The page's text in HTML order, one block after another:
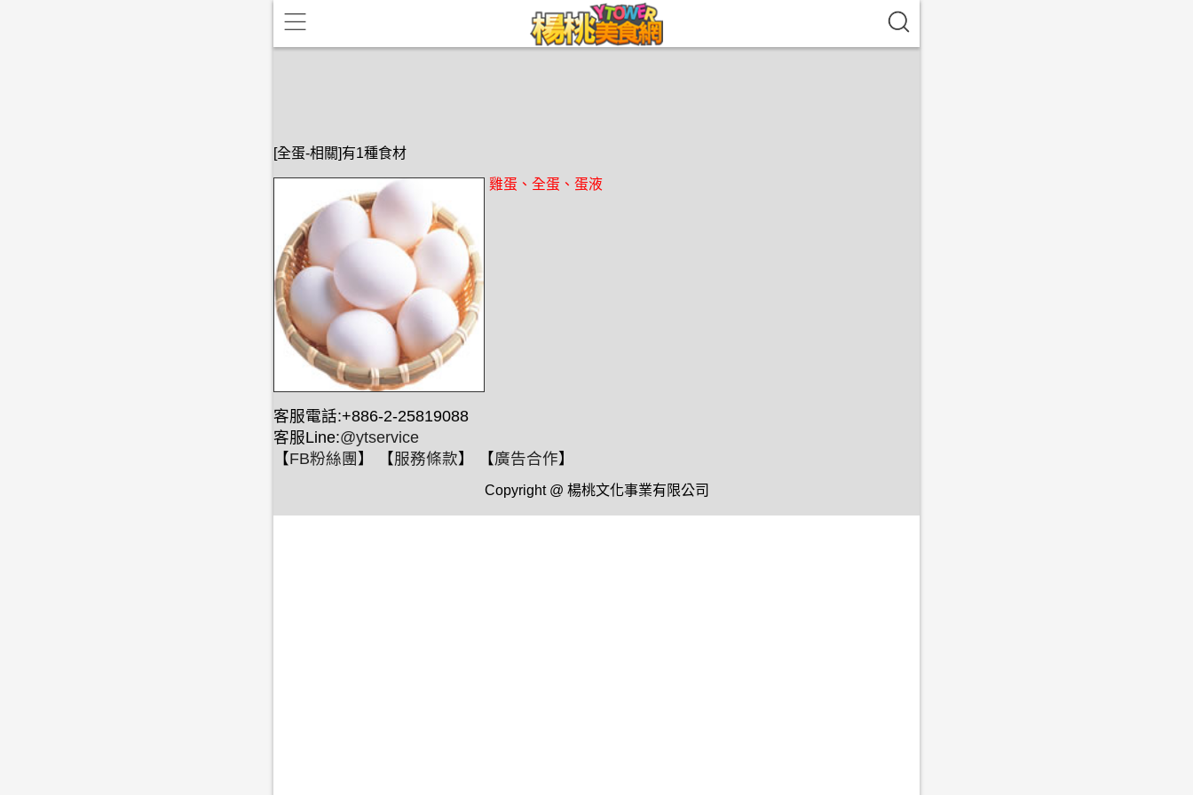
[全蛋-相關]有1種食材
雞蛋、全蛋、蛋液
客服電話:+886-2-25819088
客服Line:@ytservice
【FB粉絲團 】 【服務條款】 【廣告合作】
Copyright @ 楊桃文化事業有限公司